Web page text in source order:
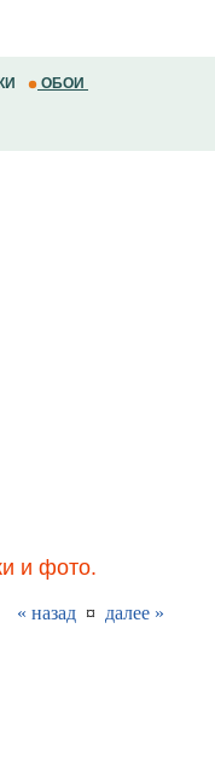
ОБОИ
и фото.
« назад ¤ далее »